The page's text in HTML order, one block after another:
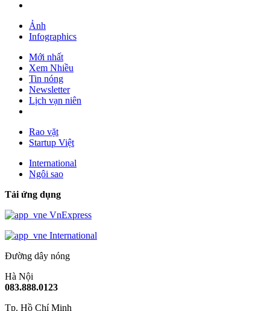
Ảnh
Infographics
Mới nhất
Xem Nhiều
Tin nóng
Newsletter
Lịch vạn niên
Rao vặt
Startup Việt
International
Ngôi sao
Tải ứng dụng
VnExpress
International
Đường dây nóng
Hà Nội
083.888.0123
Tp. Hồ Chí Minh